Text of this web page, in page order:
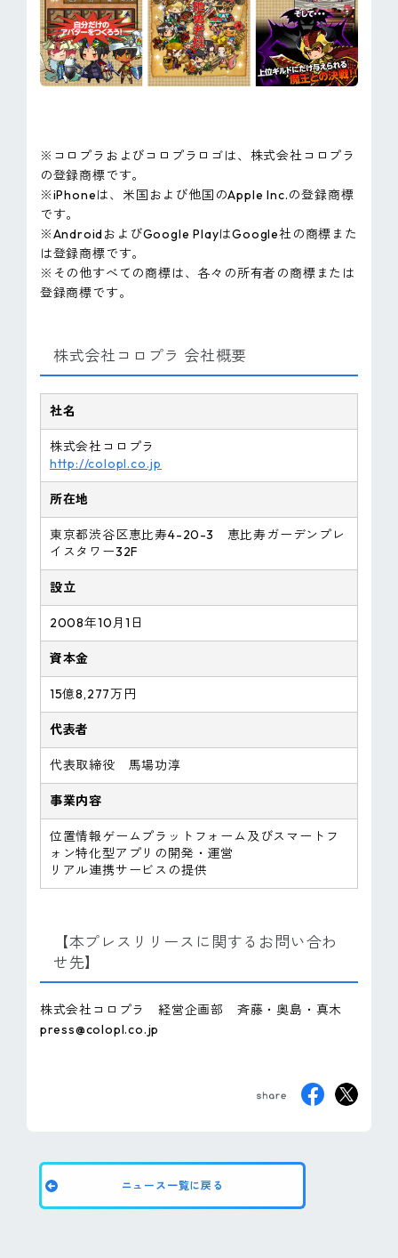
※コロプラおよびコロプラロゴは、株式会社コロプラ
の登録商標です。
※iPhoneは、米国および他国のApple Inc.の登録商標
です。
※AndroidおよびGoogle PlayはGoogle社の商標また
は登録商標です。
※その他すべての商標は、各々の所有者の商標または
登録商標です。
株式会社コロプラ 会社概要
社名
株式会社コロプラ
http://colopl.co.jp
所在地
東京都渋谷区恵比寿4-20-3 恵比寿ガーデンプレ
イスタワー32F
設立
2008年10月1日
資本金
15億8,277万円
代表者
代表取締役 馬場功淳
事業内容
位置情報ゲームプラットフォーム及びスマートフ
ォン特化型アプリの開発・運営
リアル連携サービスの提供
【本プレスリリースに関するお問い合わ
せ先】
株式会社コロプラ 経営企画部 斉藤・奥島・真木
press@colopl.co.jp
ニュース一覧に戻る